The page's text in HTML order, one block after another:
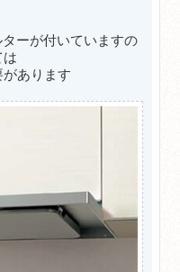
ーが付いていますの
は
あります